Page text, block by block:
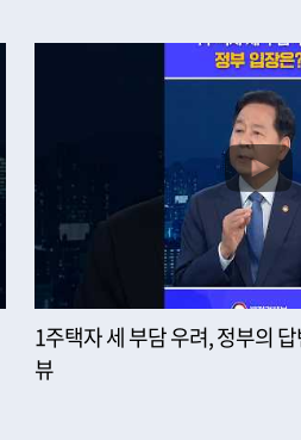
1주택자 세 부담 우려, 정부의
뷰